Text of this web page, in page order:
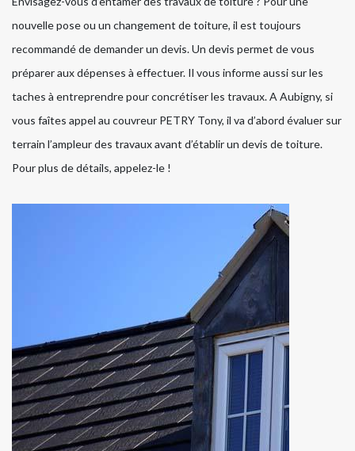
nouvelle pose ou un changement de toiture, il est toujours
recommandé de demander un devis. Un devis permet de vous
préparer aux dépenses à effectuer. Il vous informe aussi sur les
taches à entreprendre pour concrétiser les travaux. A Aubigny, si
vous faîtes appel au couvreur PETRY Tony, il va d’abord évaluer sur
terrain l’ampleur des travaux avant d’établir un devis de toiture.
Pour plus de détails, appelez-le !